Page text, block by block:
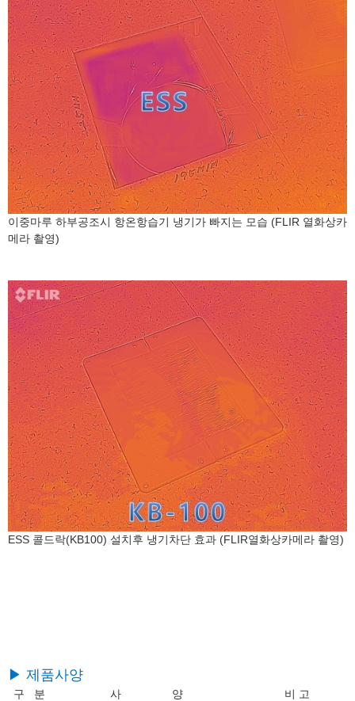
이중마루 하부공조시 항온항습기 냉기가 빠지는 모습 (FLIR 열화상카
메라 촬영)
ESS 콜드락(KB100) 설치후 냉기차단 효과 (FLIR열화상카메라 촬영)
▶ 제품사양
구 분 사 양
비 고